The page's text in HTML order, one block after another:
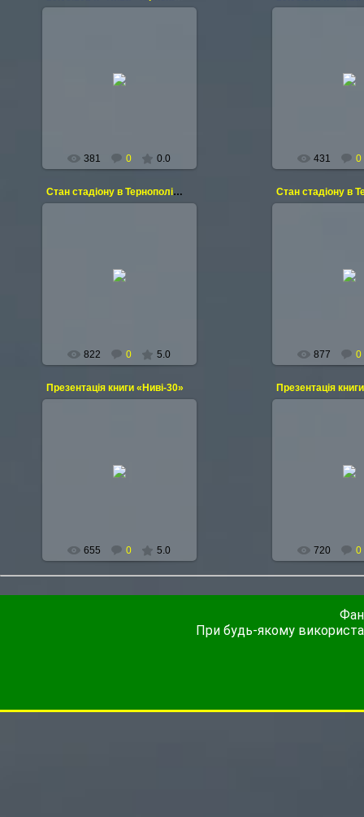
381 0 0.0 431 0
Стан стадіону в Тернополі на 01.03.10
822 0 5.0 877 0
Презентація книги «Ниві-30»
655 0 5.0
Презентація
720 0
При будь-якому